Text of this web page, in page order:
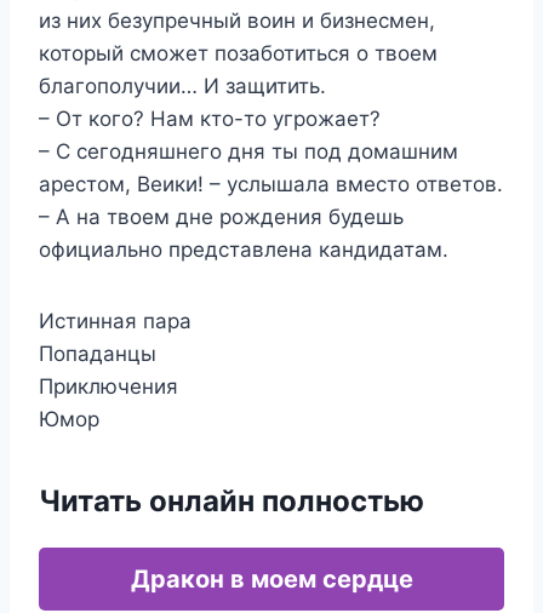
из них безупречный воин и бизнесмен,
который сможет позаботиться о твоем
благополучии… И защитить.
– От кого? Нам кто-то угрожает?
– С сегодняшнего дня ты под домашним
арестом, Веики! – услышала вместо ответов.
– А на твоем дне рождения будешь
официально представлена кандидатам.
Истинная пара
Попаданцы
Приключения
Юмор
Читать онлайн полностью
Дракон в моем сердце